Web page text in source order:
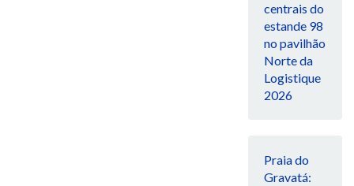
centrais do
estande 98
no pavilhão
Norte da
Logistique
2026
Praia do
Gravatá: